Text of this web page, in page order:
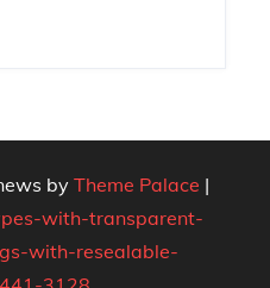
by Theme Palace |
with-transparent-
with-resealable-